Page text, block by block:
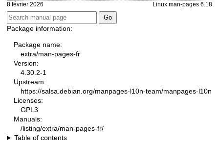
8 février 2026 Linux man-pages 6.18
Package information:
Package name:
extra/man-pages-fr
Version:
4.30.2-1
Upstream:
https://salsa.debian.org/manpages-l10n-team/manpages-l10n
Licenses:
GPL3
Manuals:
/listing/extra/man-pages-fr/
Table of contents